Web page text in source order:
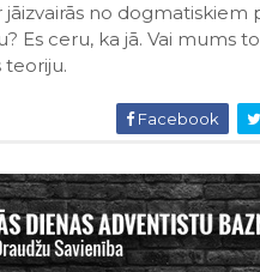
jāizvairās no
Es ceru, ka jā. Vai mums
teoriju.
Facebook